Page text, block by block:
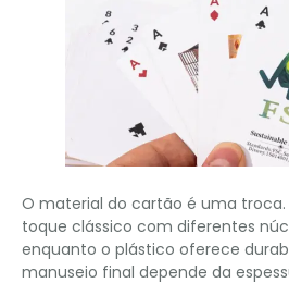
O material do cartão é uma
toque clássico com diferentes
enquanto o plástico oferece
manuseio final depende da